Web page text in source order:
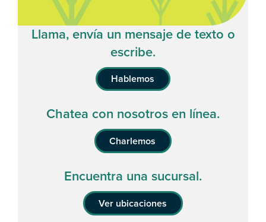
Llama, envía un mensaje de texto o
escribe.
Hablemos
Chatea con nosotros en línea.
Charlemos
Encuentra una sucursal.
Ver ubicaciones